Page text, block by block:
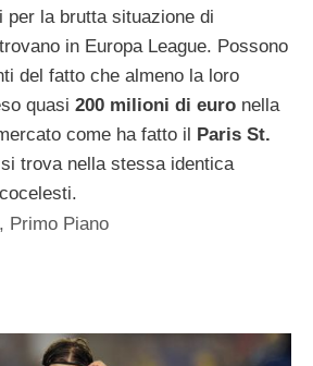
per la brutta situazione di
in Europa League. Possono
del fatto che almeno la loro
quasi 200 milioni di euro nella
come ha fatto il
Paris St.
trova nella stessa identica
, Primo Piano